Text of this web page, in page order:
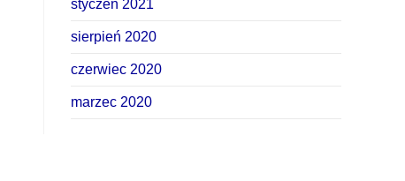
styczeń 2021
sierpień 2020
czerwiec 2020
marzec 2020